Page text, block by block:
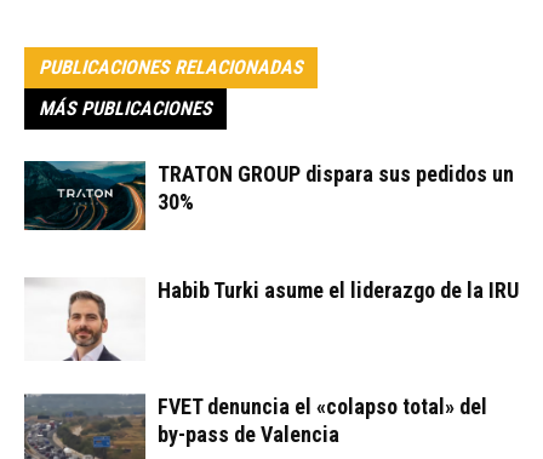
PUBLICACIONES RELACIONADAS
MÁS PUBLICACIONES
TRATON GROUP dispara sus pedidos un
30%
Habib Turki asume el liderazgo de la IRU
FVET denuncia el «colapso total» del
by-pass de Valencia